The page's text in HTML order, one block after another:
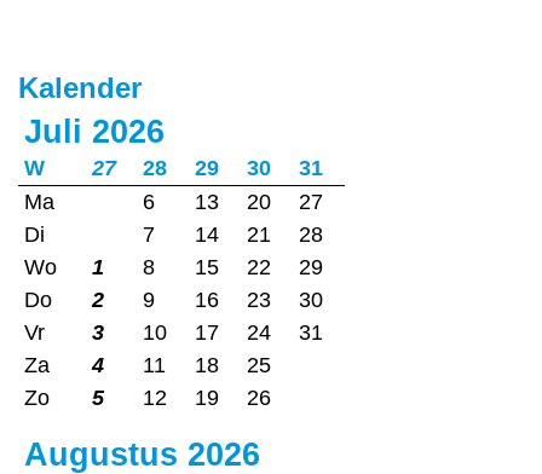
Kalender
Juli 2026
W 27 28 29 30
31
Ma
6 13 20
27
Di
7 14 21
28
Wo
1 8 15 22
29
Do
2 9 16 23
30
Vr
3 10 17 24
31
Za
4 11 18
25
Zo
5 12 19 26
Augustus 2026